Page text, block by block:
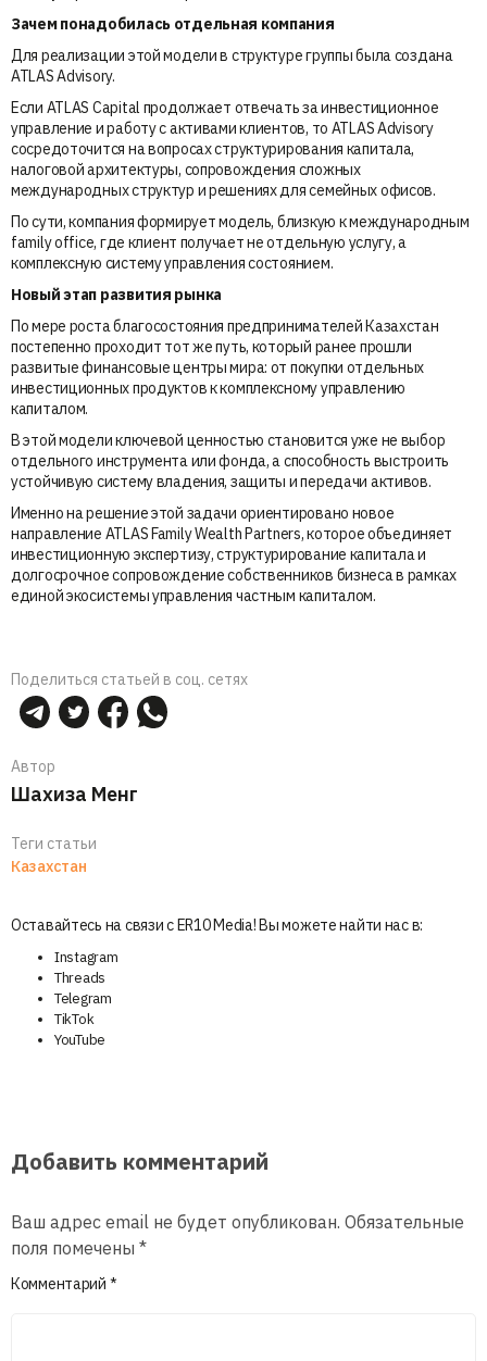
Зачем понадобилась отдельная компания
Для реализации этой модели в структуре группы была создана
ATLAS Advisory.
Если ATLAS Capital продолжает отвечать за инвестиционное
управление и работу с активами клиентов, то ATLAS Advisory
сосредоточится на вопросах структурирования капитала,
налоговой архитектуры, сопровождения сложных
международных структур и решениях для семейных офисов.
По сути, компания формирует модель, близкую к международным
family office, где клиент получает не отдельную услугу, а
комплексную систему управления состоянием.
Новый этап развития рынка
По мере роста благосостояния предпринимателей Казахстан
постепенно проходит тот же путь, который ранее прошли
развитые финансовые центры мира: от покупки отдельных
инвестиционных продуктов к комплексному управлению
капиталом.
В этой модели ключевой ценностью становится уже не выбор
отдельного инструмента или фонда, а способность выстроить
устойчивую систему владения, защиты и передачи активов.
Именно на решение этой задачи ориентировано новое
направление ATLAS Family Wealth Partners, которое объединяет
инвестиционную экспертизу, структурирование капитала и
долгосрочное сопровождение собственников бизнеса в рамках
единой экосистемы управления частным капиталом.
Поделиться статьей в соц. сетях
Автор
Шахиза Менг
Теги статьи
Казахстан
Оставайтесь на связи с ER10 Media! Вы можете найти нас в:
Instagram
Threads
Telegram
TikTok
YouTube
Добавить комментарий
Ваш адрес email не будет опубликован. Обязательные
поля помечены *
Комментарий *